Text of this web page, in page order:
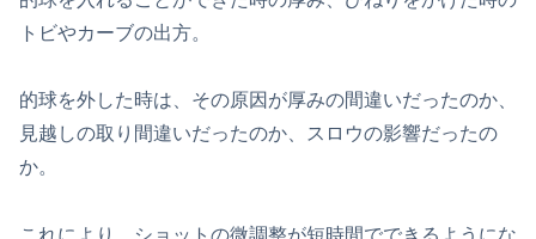
トビやカーブの出方。
的球を外した時は、その原因が厚みの間違いだったのか、
見越しの取り間違いだったのか、スロウの影響だったの
か。